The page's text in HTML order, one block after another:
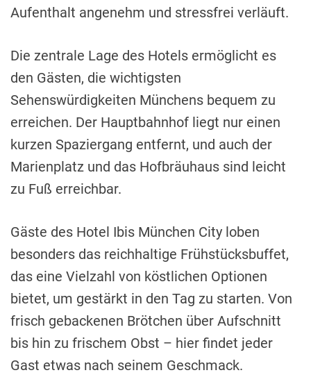
Aufenthalt angenehm und stressfrei verläuft.
Die zentrale Lage des Hotels ermöglicht es
den Gästen, die wichtigsten
Sehenswürdigkeiten Münchens bequem zu
erreichen. Der Hauptbahnhof liegt nur einen
kurzen Spaziergang entfernt, und auch der
Marienplatz und das Hofbräuhaus sind leicht
zu Fuß erreichbar.
Gäste des Hotel Ibis München City loben
besonders das reichhaltige Frühstücksbuffet,
das eine Vielzahl von köstlichen Optionen
bietet, um gestärkt in den Tag zu starten. Von
frisch gebackenen Brötchen über Aufschnitt
bis hin zu frischem Obst – hier findet jeder
Gast etwas nach seinem Geschmack.